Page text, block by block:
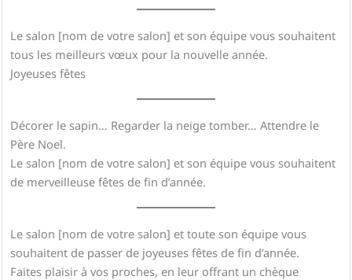
Le salon [nom de votre salon] et son équipe vous souhaitent
tous les meilleurs vœux pour la nouvelle année.
Joyeuses fêtes
Décorer le sapin… Regarder la neige tomber… Attendre le
Père Noel.
Le salon [nom de votre salon] et son équipe vous souhaitent
de merveilleuse fêtes de fin d’année.
Le salon [nom de votre salon] et toute son équipe vous
souhaitent de passer de joyeuses fêtes de fin d’année.
Faites plaisir à vos proches, en leur offrant un chèque